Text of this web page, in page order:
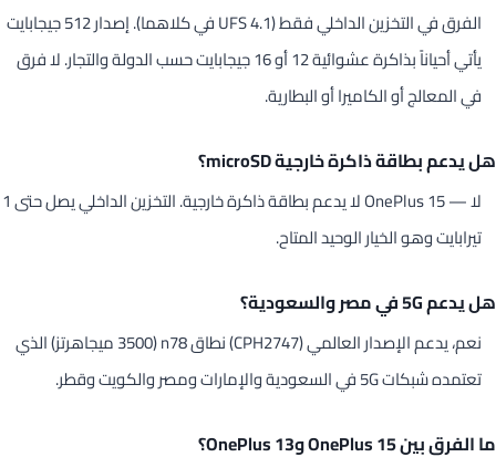
الفرق في التخزين الداخلي فقط (UFS 4.1 في كلاهما). إصدار 512 جيجابايت
يأتي أحياناً بذاكرة عشوائية 12 أو 16 جيجابايت حسب الدولة والتجار. لا فرق
في المعالج أو الكاميرا أو البطارية.
هل يدعم بطاقة ذاكرة خارجية microSD؟
لا — OnePlus 15 لا يدعم بطاقة ذاكرة خارجية. التخزين الداخلي يصل حتى 1
تيرابايت وهو الخيار الوحيد المتاح.
هل يدعم 5G في مصر والسعودية؟
نعم، يدعم الإصدار العالمي (CPH2747) نطاق n78 (3500 ميجاهرتز) الذي
تعتمده شبكات 5G في السعودية والإمارات ومصر والكويت وقطر.
ما الفرق بين OnePlus 15 وOnePlus 13؟